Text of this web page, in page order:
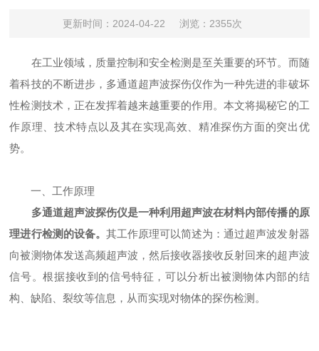
更新时间：2024-04-22 浏览：2355次
在工业领域，质量控制和安全检测是至关重要的环节。而随
着科技的不断进步，多通道超声波探伤仪作为一种先进的非破坏
性检测技术，正在发挥着越来越重要的作用。本文将揭秘它的工
作原理、技术特点以及其在实现高效、精准探伤方面的突出优
势。
一、工作原理
多通道超声波探伤仪是一种利用超声波在材料内部传播的原
理进行检测的设备。 其工作原理可以简述为：通过超声波发射器
向被测物体发送高频超声波，然后接收器接收反射回来的超声波
信号。根据接收到的信号特征，可以分析出被测物体内部的结
构、缺陷、裂纹等信息，从而实现对物体的探伤检测。